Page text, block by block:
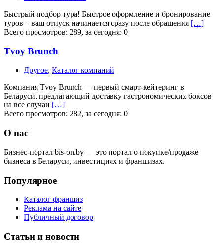
Быстрый подбор тура! Быстрое оформление и бронирование
туров – ваш отпуск начинается сразу после обращения […]
Всего просмотров: 289, за сегодня: 0
Tvoy Brunch
Другое, Каталог компаний
​Компания Tvoy Brunch — первый смарт-кейтеринг в
Беларуси, предлагающий доставку гастрономических боксов
на все случаи […]
Всего просмотров: 282, за сегодня: 0
О нас
Бизнес-портал bis-on.by — это портал о покупке/продаже
бизнеса в Беларуси, инвестициях и франшизах.
Популярное
Каталог франшиз
Реклама на сайте
Публичный договор
Статьи и новости